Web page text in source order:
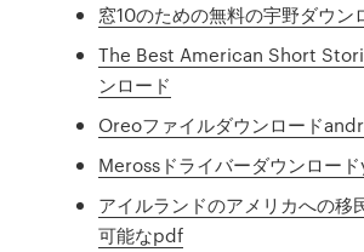
窓10のための無料の宇野ダウン
The Best American Short
ンロード
Oreoファイルダウンロード
Merossドライバーダウンロー
アイルランドのアメリカへの移
可能なpdf